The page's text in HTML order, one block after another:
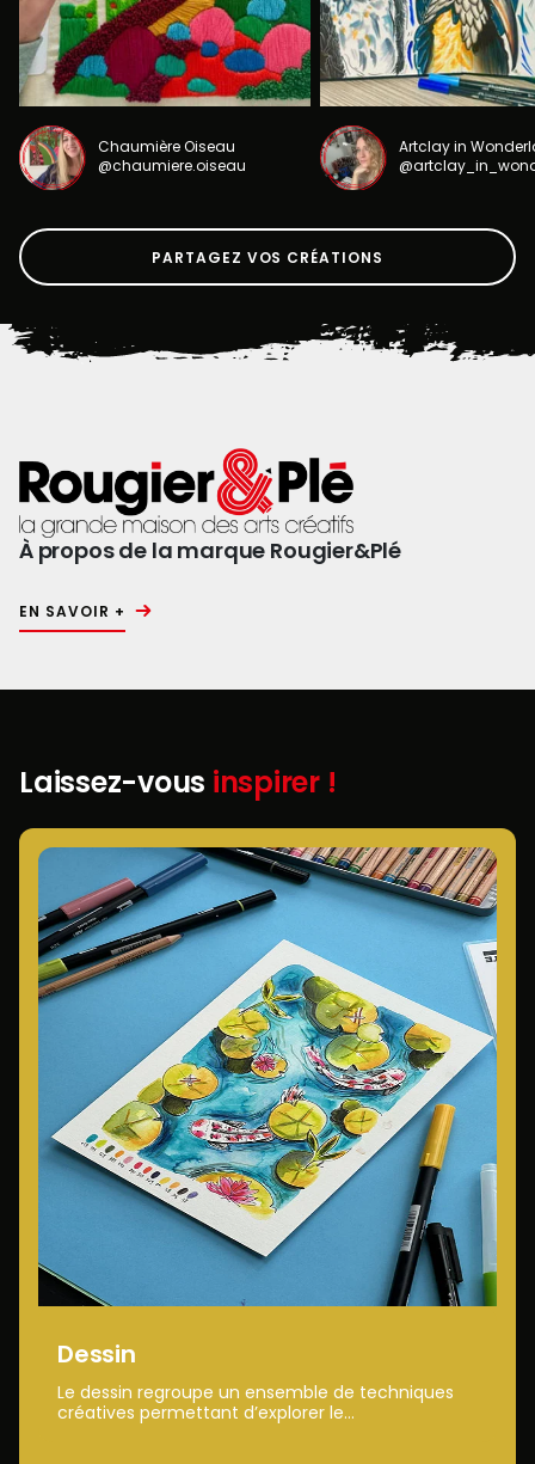
Chaumière Oiseau
@chaumiere.oiseau
Artclay in
PARTAGEZ VOS CRÉATIONS
À propos de la marque Rougier&Plé
EN SAVOIR +
Laissez-vous inspirer !
Dessin
Le dessin regroupe un ensemble de techniques
créatives permettant d’explorer le...